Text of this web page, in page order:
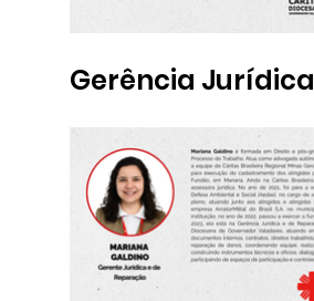
Gerência Jurídica